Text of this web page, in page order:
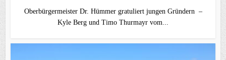
Oberbürgermeister Dr. Hümmer gratuliert jungen Gründern –
Kyle Berg und Timo Thurmayr vom...